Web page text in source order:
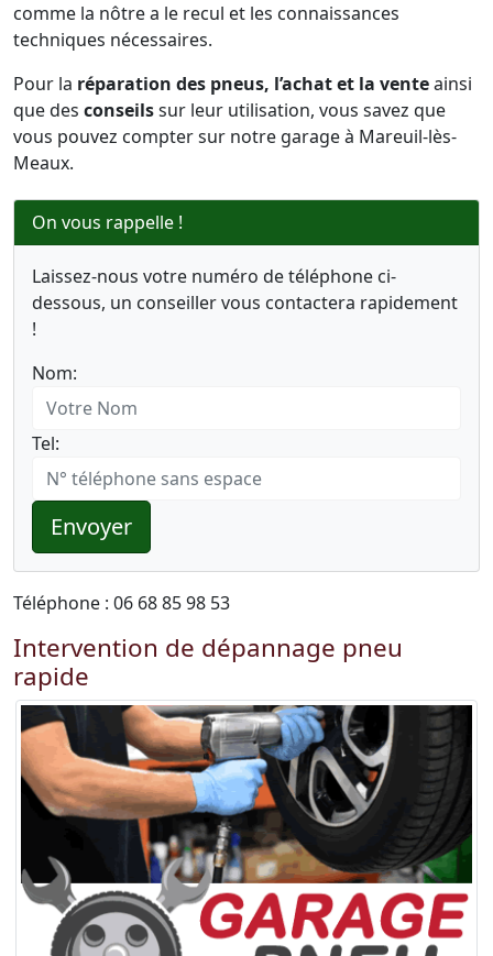
comme la nôtre a le recul et les connaissances
techniques nécessaires.
Pour la réparation des pneus, l’achat et la venteainsi
que des conseilssur leur utilisation, vous savez que
vous pouvez compter sur notre garage à Mareuil-lès-
Meaux.
On vous rappelle !
Laissez-nous votre numéro de téléphone ci-
dessous, un conseiller vous contactera rapidement
!
Nom:
Tel:
Envoyer
Téléphone : 06 68 85 98 53
Intervention de dépannage pneu
rapide